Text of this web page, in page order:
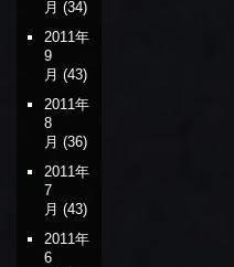
月 (34)
2011年
9
月 (43)
2011年
8
月 (36)
2011年
7
月 (43)
2011年
6